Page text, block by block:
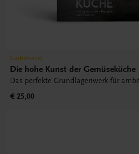
Gastronomie
Die hohe Kunst der Gemüseküche
Das perfekte Grundlagenwerk für
€ 25,00